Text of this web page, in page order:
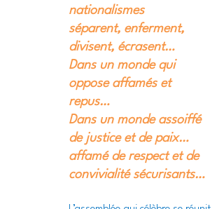
nationalismes
séparent, enferment,
divisent, écrasent…
Dans un monde qui
oppose affamés et
repus…
Dans un monde assoiffé
de justice et de paix…
affamé de respect et de
convivialité sécurisants…